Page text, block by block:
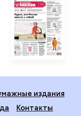
издания
Контакты